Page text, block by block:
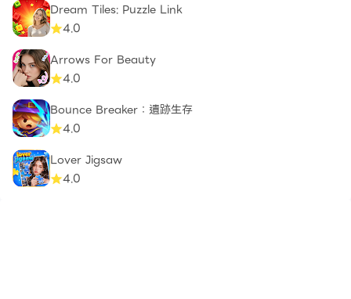
Dream Tiles: Puzzle Link​
4.0
Arrows For Beauty
4.0
Bounce Breaker：遺跡生存
4.0
Lover Jigsaw
4.0